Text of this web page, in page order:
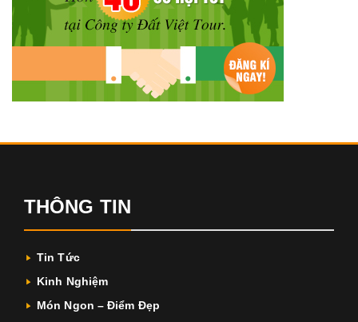
THÔNG TIN
Tin Tức
Kinh Nghiệm
Món Ngon – Điểm Đẹp